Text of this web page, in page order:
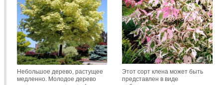
Небольшое дерево, растущее
медленно. Молодое дерево
Этот сорт клена может быть
представлен в виде